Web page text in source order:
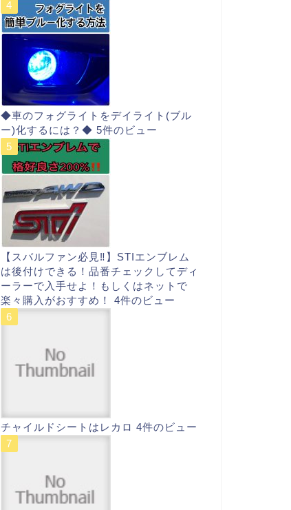
◆車のフォグライトをデイライト(ブル
ー)化するには？◆ 5件のビュー
【スバルファン必見‼︎】STIエンブレム
は後付けできる！品番チェックしてディ
ーラーで入手せよ！もしくはネットで
楽々購入がおすすめ！ 4件のビュー
チャイルドシートはレカロ 4件のビュー